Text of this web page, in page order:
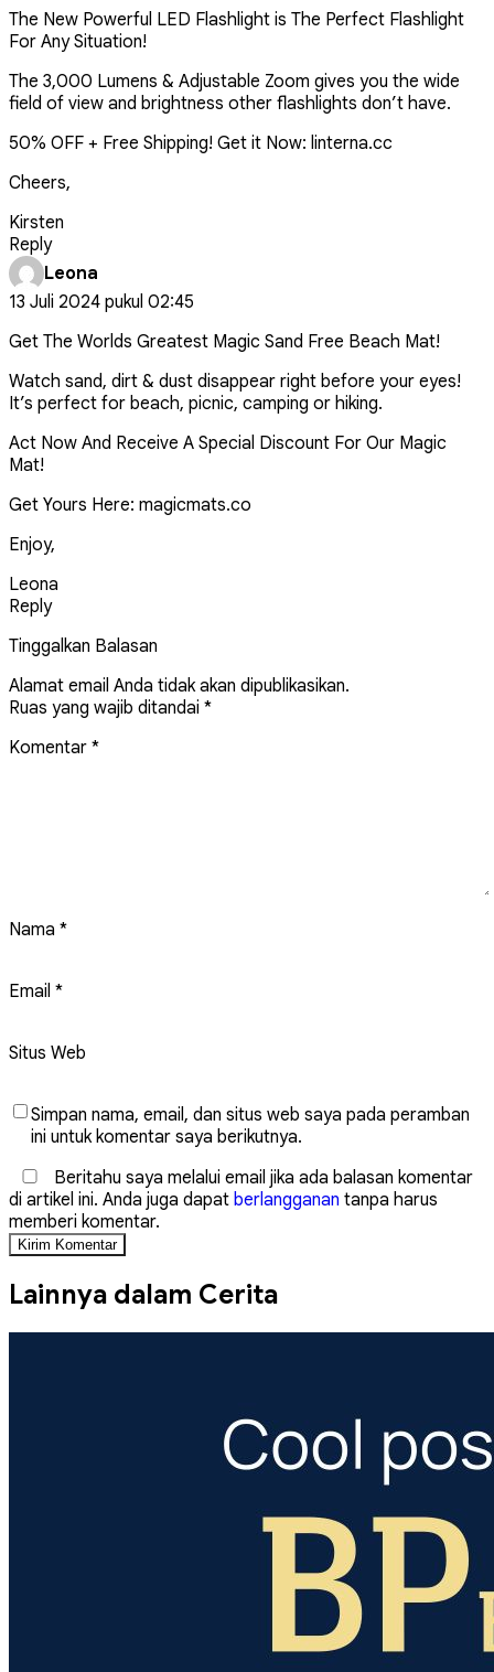
The New Powerful LED Flashlight is The Perfect Flashlight
For Any Situation!
The 3,000 Lumens & Adjustable Zoom gives you the wide
field of view and brightness other flashlights don’t have.
50% OFF + Free Shipping! Get it Now: linterna.cc
Cheers,
Kirsten
Reply
Leona
13 Juli 2024 pukul 02:45
Get The Worlds Greatest Magic Sand Free Beach Mat!
Watch sand, dirt & dust disappear right before your eyes!
It’s perfect for beach, picnic, camping or hiking.
Act Now And Receive A Special Discount For Our Magic
Mat!
Get Yours Here: magicmats.co
Enjoy,
Leona
Reply
Tinggalkan Balasan
Alamat email Anda tidak akan dipublikasikan.
Ruas yang wajib ditandai *
Komentar *
Nama *
Email *
Situs Web
Simpan nama, email, dan situs web saya pada peramban
ini untuk komentar saya berikutnya.
Beritahu saya melalui email jika ada balasan komentar
di artikel ini. Anda juga dapat berlangganan tanpa harus
memberi komentar.
Lainnya dalam Cerita